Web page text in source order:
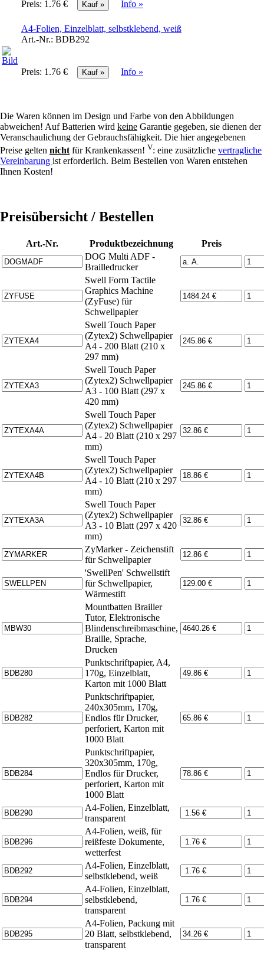
Preis: 1.76 € Info »
A4-Folien, Einzelblatt, selbstklebend, weiß
Art.-Nr.: BDB292
Preis: 1.76 € Info »
Die Waren können im Design und Farbe von den Abbildungen
abweichen! Auf Batterien wird keine Garantie gegeben, sie dienen der
Veranschaulichung der Gebrauchsfähigkeit. Die hier angegebenen
Preise gelten nicht für Krankenkassen! V: eine zusätzliche vertragliche
Vereinbarung ist erforderlich. Beim Bestellen von Waren entstehen
Ihnen Kosten!
Preisübersicht / Bestellen
Art.-Nr. Produktbezeichnung
Preis
DOG Multi ADF -
Brailledrucker
Swell Form Tactile
Graphics Machine
(ZyFuse) für
Schwellpapier
Swell Touch Paper
(Zytex2) Schwellpapier
A4 - 200 Blatt (210 x
297 mm)
Swell Touch Paper
(Zytex2) Schwellpapier
A3 - 100 Blatt (297 x
420 mm)
Swell Touch Paper
(Zytex2) Schwellpapier
A4 - 20 Blatt (210 x 297
mm)
Swell Touch Paper
(Zytex2) Schwellpapier
A4 - 10 Blatt (210 x 297
mm)
Swell Touch Paper
(Zytex2) Schwellpapier
A3 - 10 Blatt (297 x 420
mm)
ZyMarker - Zeichenstift
für Schwellpapier
'SwellPen' Schwellstift
für Schwellpapier,
Wärmestift
Mountbatten Brailler
Tutor, Elektronische
Blindenschreibmaschine,
Braille, Sprache,
Drucken
Punktschriftpapier, A4,
170g, Einzelblatt,
Karton mit 1000 Blatt
Punktschriftpapier,
240x305mm, 170g,
Endlos für Drucker,
perforiert, Karton mit
1000 Blatt
Punktschriftpapier,
320x305mm, 170g,
Endlos für Drucker,
perforiert, Karton mit
1000 Blatt
A4-Folien, Einzelblatt,
transparent
A4-Folien, weiß, für
reißfeste Dokumente,
wetterfest
A4-Folien, Einzelblatt,
selbstklebend, weiß
A4-Folien, Einzelblatt,
selbstklebend,
transparent
A4-Folien, Packung mit
20 Blatt, selbstklebend,
transparent